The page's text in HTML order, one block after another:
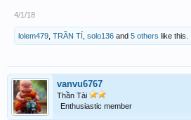
4/1/18
lolem479 TRẦN TÍ solo136 and 5 others like this.
vanvu6767
Thần Tài
Enthusiastic member